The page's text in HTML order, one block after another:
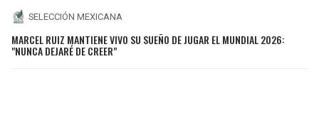
SELECCIÓN MEXICANA
MARCEL RUIZ MANTIENE VIVO SU SUEÑO DE JUGAR EL MUNDIAL 2026:
"NUNCA DEJARÉ DE CREER"